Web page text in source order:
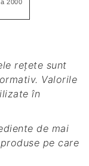
2000
Valorile
în
pe care